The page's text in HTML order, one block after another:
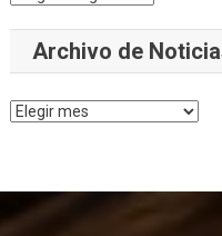
Archivo de
Archivo